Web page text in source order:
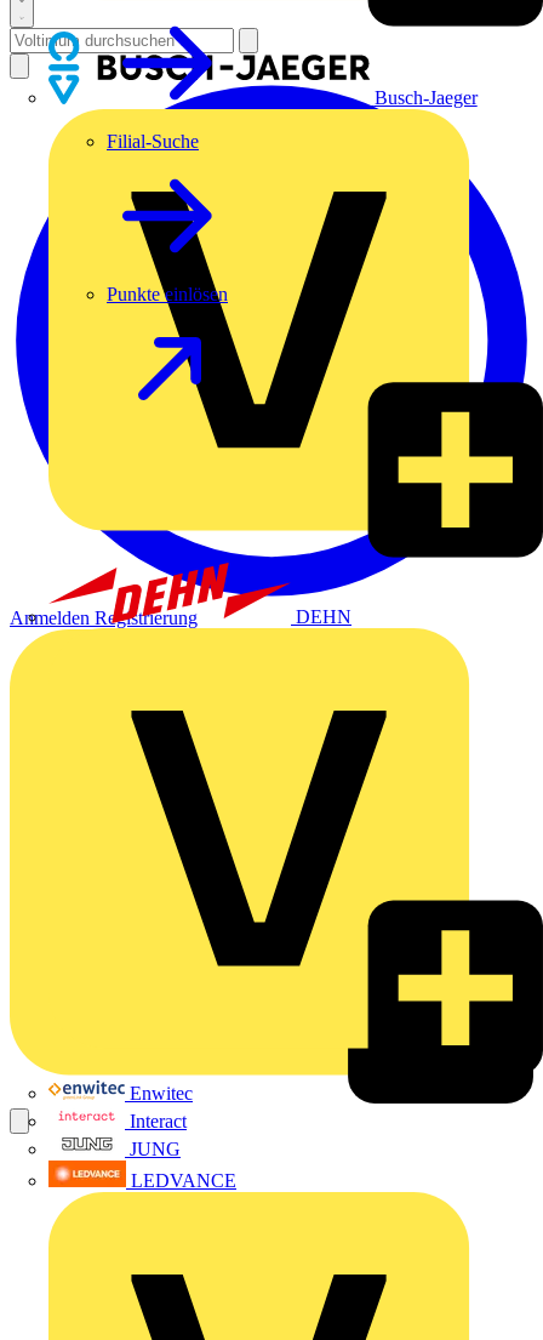
Busch-Jaeger
DEHN
Enwitec
Interact
JUNG
LEDVANCE
Filial-Suche
Punkte einlösen
Anmelden Registrierung